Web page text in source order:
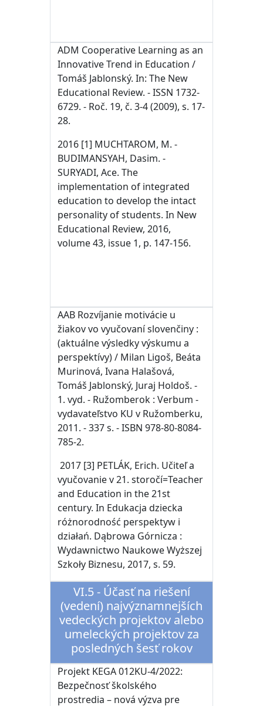
ADM Cooperative Learning as an
Innovative Trend in Education /
Tomáš Jablonský. In: The New
Educational Review. - ISSN 1732-
6729. - Roč. 19, č. 3-4 (2009), s. 17-
28.
2016 [1] MUCHTAROM, M. -
BUDIMANSYAH, Dasim. -
SURYADI, Ace. The
implementation of integrated
education to develop the intact
personality of students. In New
Educational Review, 2016,
volume 43, issue 1, p. 147-156.
AAB Rozvíjanie motivácie u
žiakov vo vyučovaní slovenčiny :
(aktuálne výsledky výskumu a
perspektívy) / Milan Ligoš, Beáta
Murinová, Ivana Halašová,
Tomáš Jablonský, Juraj Holdoš. -
1. vyd. - Ružomberok : Verbum -
vydavateľstvo KU v Ružomberku,
2011. - 337 s. - ISBN 978-80-8084-
785-2.
2017 [3] PETLÁK, Erich. Učiteľ a
vyučovanie v 21. storočí=Teacher
and Education in the 21st
century. In Edukacja dziecka
różnorodność perspektyw i
działań. Dąbrowa Górnicza :
Wydawnictwo Naukowe Wyższej
Szkoły Biznesu, 2017, s. 59.
VI.5 - Účasť na riešení
(vedení) najvýznamnejších
vedeckých projektov alebo
umeleckých projektov za
posledných šesť rokov
Projekt KEGA 012KU-4/2022:
Bezpečnosť školského
prostredia – nová výzva pre